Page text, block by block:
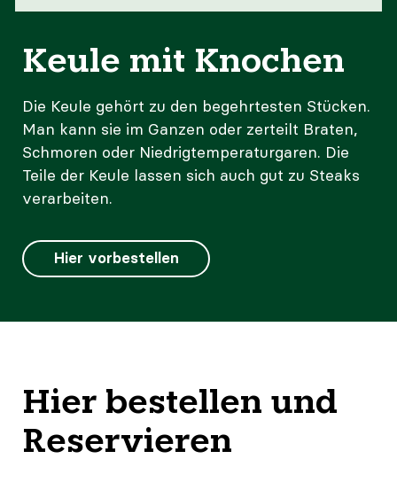
Keule mit Knochen
Die Keule gehört zu den begehrtesten Stücken.
Man kann sie im Ganzen oder zerteilt Braten,
Schmoren oder Niedrigtemperaturgaren. Die
Teile der Keule lassen sich auch gut zu Steaks
verarbeiten.
Hier vorbestellen
Hier bestellen und
Reservieren